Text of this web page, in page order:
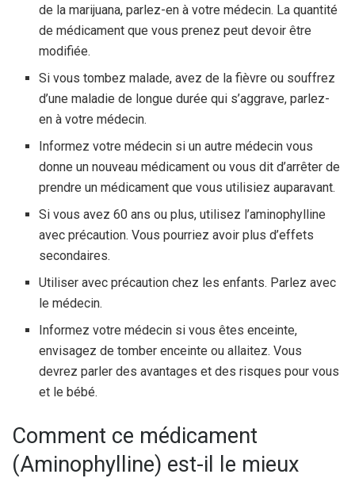
de la marijuana, parlez-en à votre médecin. La quantité
de médicament que vous prenez peut devoir être
modifiée.
Si vous tombez malade, avez de la fièvre ou souffrez
d’une maladie de longue durée qui s’aggrave, parlez-
en à votre médecin.
Informez votre médecin si un autre médecin vous
donne un nouveau médicament ou vous dit d’arrêter de
prendre un médicament que vous utilisiez auparavant.
Si vous avez 60 ans ou plus, utilisez l’aminophylline
avec précaution. Vous pourriez avoir plus d’effets
secondaires.
Utiliser avec précaution chez les enfants. Parlez avec
le médecin.
Informez votre médecin si vous êtes enceinte,
envisagez de tomber enceinte ou allaitez. Vous
devrez parler des avantages et des risques pour vous
et le bébé.
Comment ce médicament
(Aminophylline) est-il le mieux